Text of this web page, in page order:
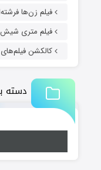
فیلم زن‌ها
فیلم متری شیش
کالکشن
دسته